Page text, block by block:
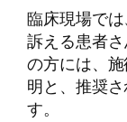
臨床現場で
訴える患者
の方には、
明と、推奨
す。